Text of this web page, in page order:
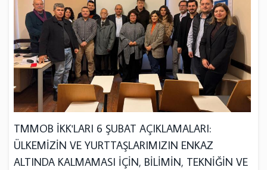
TMMOB İKK'LARI 6 ŞUBAT AÇIKLAMALARI:
ÜLKEMİZİN VE YURTTAŞLARIMIZIN ENKAZ
ALTINDA KALMAMASI İÇİN, BİLİMİN, TEKNİĞİN VE